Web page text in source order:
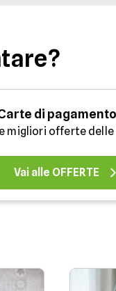
di pagamento
migliori offerte delle
Vai alle OFFERTE